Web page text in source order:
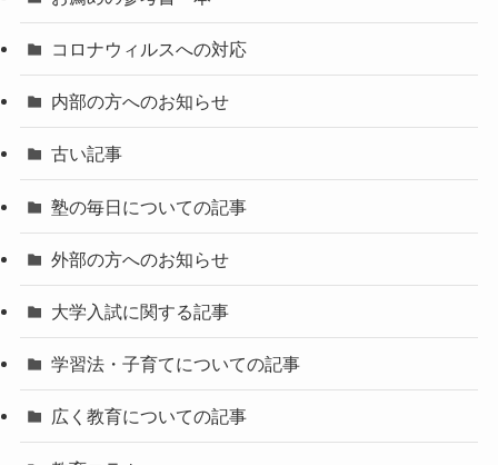
コロナウィルスへの対応
内部の方へのお知らせ
古い記事
塾の毎日についての記事
外部の方へのお知らせ
大学入試に関する記事
学習法・子育てについての記事
広く教育についての記事